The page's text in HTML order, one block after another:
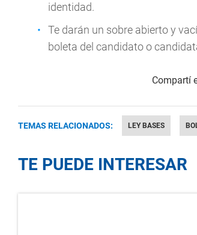
identidad.
Te darán un sobre abierto y
boleta del candidato o
TEMAS RELACIONADOS: LEY BASES
TE PUEDE INTERESAR